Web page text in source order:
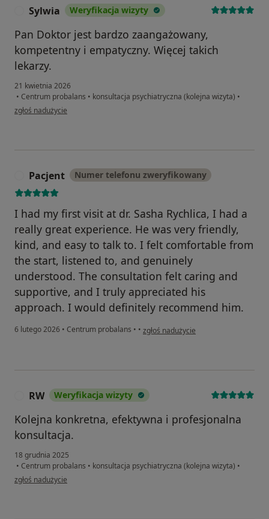
Sylwia Weryfikacja wizyty
Pan Doktor jest bardzo zaangażowany,
kompetentny i empatyczny. Więcej takich
lekarzy.
21 kwietnia 2026
• Centrum probalans • konsultacja psychiatryczna (kolejna wizyta) •
w opinii użytkownika Sylwia
zgłoś nadużycie
Pacjent Numer telefonu zweryfikowany
I had my first visit at dr. Sasha Rychlica, I had a
really great experience. He was very friendly,
kind, and easy to talk to. I felt comfortable from
the start, listened to, and genuinely
understood. The consultation felt caring and
supportive, and I truly appreciated his
approach. I would definitely recommend him.
6 lutego 2026 • Centrum probalans • • w opinii użytkownika Pacjent
zgłoś nadużycie
RW Weryfikacja wizyty
Kolejna konkretna, efektywna i profesjonalna
konsultacja.
18 grudnia 2025
• Centrum probalans • konsultacja psychiatryczna (kolejna wizyta) •
w opinii użytkownika RW
zgłoś nadużycie